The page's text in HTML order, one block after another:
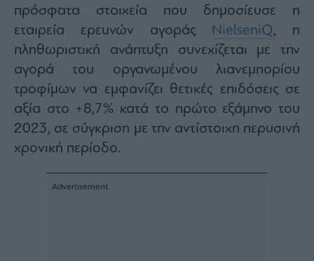
Μετοχές
Αγορές
Trader's
book
Buy-
Sell
πρόσφατα στοιχεία που δημοσίευσε η
εταιρεία ερευνών αγοράς NielseniQ, η
πληθωριστική ανάπτυξη συνεχίζεται με την
αγορά του οργανωμένου λιανεμπορίου
τροφίμων να εμφανίζει θετικές επιδόσεις σε
αξία στο +8,7% κατά το πρώτο εξάμηνο του
2023, σε σύγκριση με την αντίστοιχη περυσινή
χρονική περίοδο.